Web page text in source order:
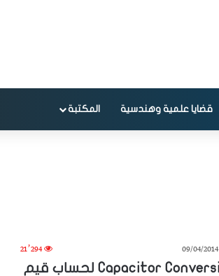
قضايا علمية وهندسية المكتبة
09/04/2014
21٬294
برنامج Capacitor Conversion لحساب قيم